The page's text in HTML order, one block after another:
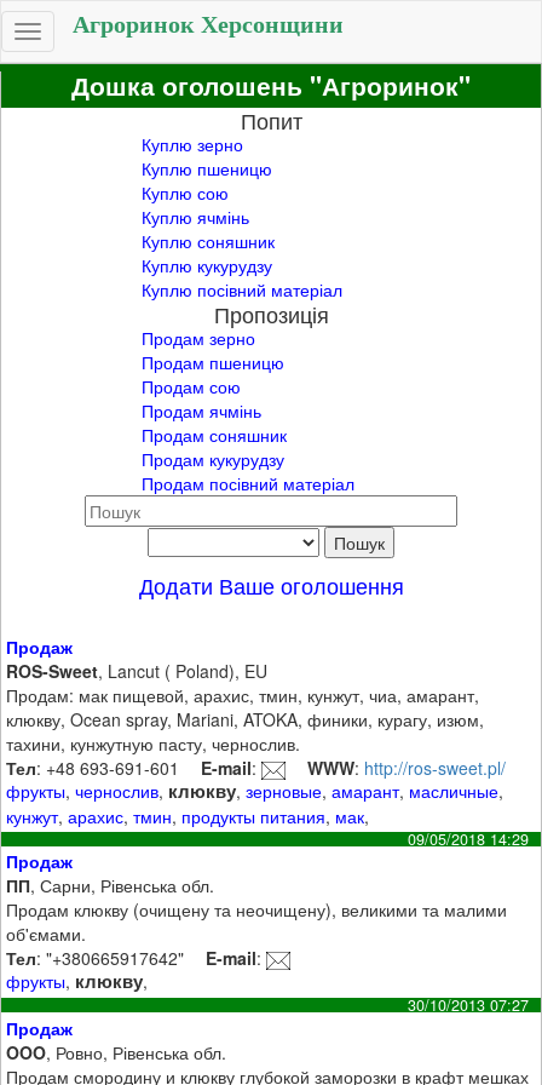
Toggle
navigation
Агроринок Херсонщини
Дошка оголошень "Агроринок"
Попит
Куплю зерно
Куплю пшеницю
Куплю сою
Куплю ячмінь
Куплю соняшник
Куплю кукурудзу
Куплю посівний матеріал
Пропозиція
Продам зерно
Продам пшеницю
Продам сою
Продам ячмінь
Продам соняшник
Продам кукурудзу
Продам посівний матеріал
Додати Ваше оголошення
Продаж
ROS-Sweet, Lancut ( Poland), EU
Продам: мак пищевой, арахис, тмин, кунжут, чиа, амарант,
клюкву, Ocean spray, Mariani, ATOKA, финики, курагу, изюм,
тахини, кунжутную пасту, чернослив.
Тел: +48 693-691-601 E-mail: WWW: http://ros-sweet.pl/
фрукты,чернослив, клюкву,зерновые,амарант, масличные,
кунжут,арахис,тмин, продукты питания, мак,
09/05/2018 14:29
Продаж
ПП, Сарни, Рівенська обл.
Продам клюкву (очищену та неочищену), великими та малими
об'ємами.
Тел: "+380665917642" E-mail:
фрукты, клюкву,
30/10/2013 07:27
Продаж
OOO, Ровно, Рівенська обл.
Продам смородину и клюкву глубокой заморозки в крафт мешках